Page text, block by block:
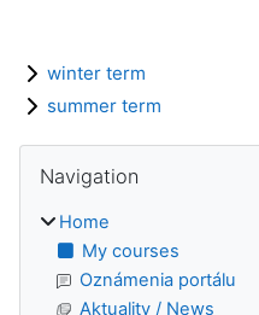
winter term
summer term
Blocks
Navigation
Home
My courses
Oznámenia portálu
Aktuality / News